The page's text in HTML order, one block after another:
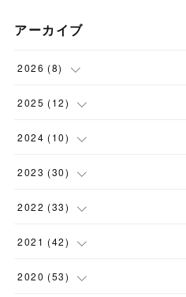
アーカイブ
2026 (8)
(1)
(3)
(1)
( 2 )
2025 (12)
(1)
(1)
(1)
( 1)
2024 (10)
(1)
(4)
(1)
(1 )
2023 (30)
(1)
(1)
(1)
2022 (33)
(5)
(1)
2021 (42)
(1)
2020 (53)